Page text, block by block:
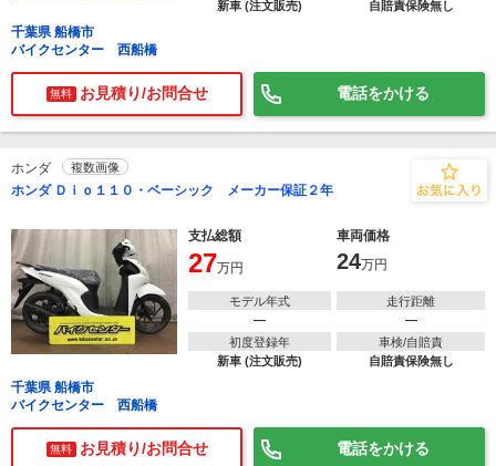
新車 (注文販売)
自賠責保険無し
千葉県 船橋市
バイクセンター 西船橋
無料 お見積り/お問合せ 電話をかける
ホンダ 複数画像
ホンダ Ｄｉｏ１１０・ベーシック メーカー保証２年
支払総額 車両価格
27万円 24万円
モデル年式
―
走行距離
―
初度登録年
新車 (注文販売)
車検/自賠責
自賠責保険無し
千葉県 船橋市
バイクセンター 西船橋
無料 お見積り/お問合せ 電話をかける